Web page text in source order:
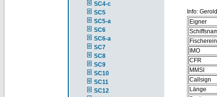
SC4-c
SC5
SC5-a
SC6
SC6-a
SC7
SC8
SC9
SC10
SC11
SC12
Info:
Eigner
IMO
CFR
MMSI
Callsign
Länge